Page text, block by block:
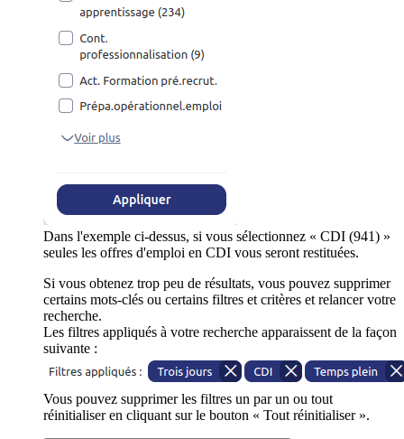
Dans l'exemple ci-dessus, si vous sélectionnez « CDI (941) »
seules les offres d'emploi en CDI vous seront restituées.
Si vous obtenez trop peu de résultats, vous pouvez supprimer
certains mots-clés ou certains filtres et critères et relancer votre
recherche.
Les filtres appliqués à votre recherche apparaissent de la façon
suivante :
Vous pouvez supprimer les filtres un par un ou tout
réinitialiser en cliquant sur le bouton « Tout réinitialiser ».